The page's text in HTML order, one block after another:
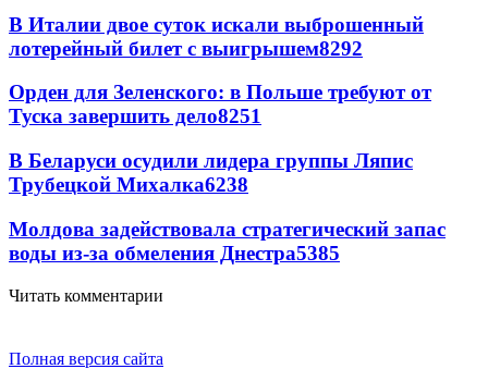
В Италии двое суток искали выброшенный
лотерейный билет с выигрышем8292
Орден для Зеленского: в Польше требуют от
Туска завершить дело8251
В Беларуси осудили лидера группы Ляпис
Трубецкой Михалка6238
Молдова задействовала стратегический запас
воды из-за обмеления Днестра5385
Читать комментарии
Полная версия сайта